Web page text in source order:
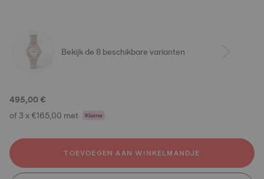
Bekijk de 8 beschikbare varianten
495,00 €
of 3 x €165,00 met
TOEVOEGEN AAN WINKELMANDJE